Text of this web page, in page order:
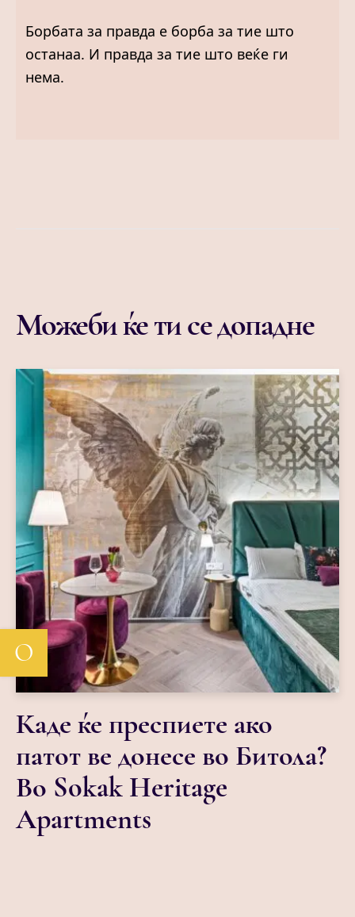
Борбата за правда е борба за тие што
останаа. И правда за тие што веќе ги
нема.
Можеби ќе ти се допадне
О
Каде ќе преспиете ако
патот ве донесе во Битола?
Во Sokak Heritage
Apartments